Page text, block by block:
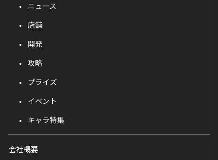
ニュース
店舗
開発
攻略
プライズ
イベント
キャラ特集
会社概要